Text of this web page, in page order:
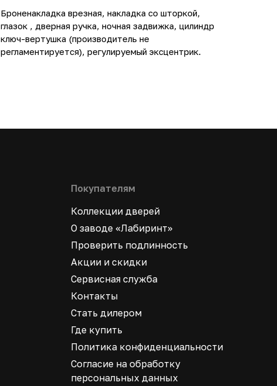
Броненакладка врезная, накладка со шторкой,
глазок , дверная ручка, ночная задвижка, цилиндр
ключ-вертушка (производитель не
регламентируется), регулируемый эксцентрик.
Покупателям
Коллекции дверей
О заводе «Лабиринт»
Проверить подлинность
Акции и скидки
Сервисная служба
Контакты
Стать дилером
Где купить
Политика конфиденциальности
Согласие на обработку
персональных данных